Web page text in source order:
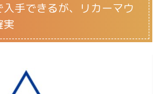
手できるが、リカーマウ
実